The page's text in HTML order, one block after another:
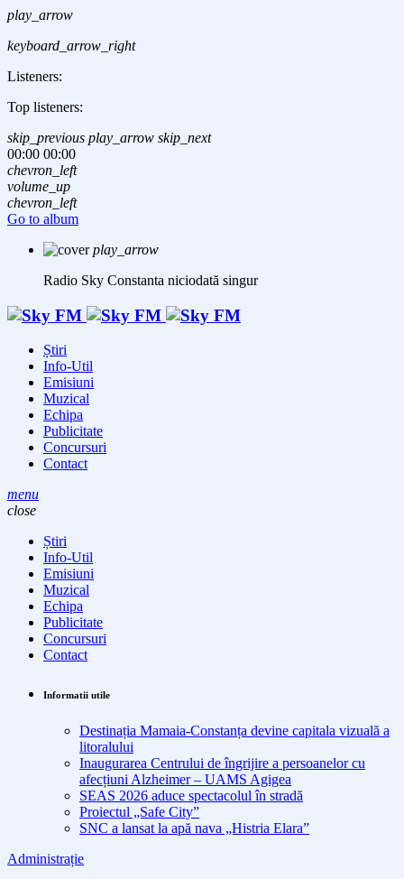
play_arrow
keyboard_arrow_right
Listeners:
Top listeners:
skip_previous play_arrow skip_next
00:00 00:00
chevron_left
volume_up
chevron_left
Go to album
play_arrow
Radio Sky Constanta niciodată singur
Știri
Info-Util
Emisiuni
Muzical
Echipa
Publicitate
Concursuri
Contact
menu
close
Știri
Info-Util
Emisiuni
Muzical
Echipa
Publicitate
Concursuri
Contact
Informatii utile
Destinația Mamaia-Constanța devine capitala vizuală a
litoralului
Inaugurarea Centrului de îngrijire a persoanelor cu
afecțiuni Alzheimer – UAMS Agigea
SEAS 2026 aduce spectacolul în stradă
Proiectul „Safe City”
SNC a lansat la apă nava „Histria Elara”
Administrație